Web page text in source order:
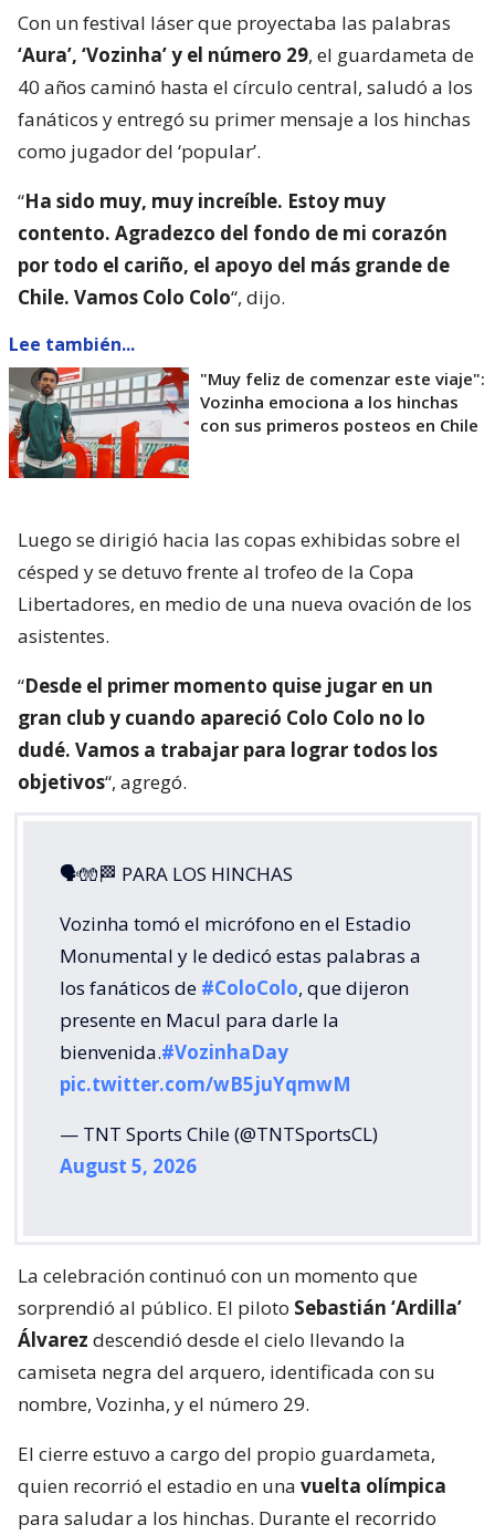
Con un festival láser que proyectaba las palabras
‘Aura’, ‘Vozinha’ y el número 29, el guardameta de
40 años caminó hasta el círculo central, saludó a los
fanáticos y entregó su primer mensaje a los hinchas
como jugador del ‘popular’.
“Ha sido muy, muy increíble. Estoy muy
contento. Agradezco del fondo de mi corazón
por todo el cariño, el apoyo del más grande de
Chile. Vamos Colo Colo“, dijo.
Lee también...
"Muy feliz de comenzar este viaje":
Vozinha emociona a los hinchas
con sus primeros posteos en Chile
Luego se dirigió hacia las copas exhibidas sobre el
césped y se detuvo frente al trofeo de la Copa
Libertadores, en medio de una nueva ovación de los
asistentes.
“Desde el primer momento quise jugar en un
gran club y cuando apareció Colo Colo no lo
dudé. Vamos a trabajar para lograr todos los
objetivos“, agregó.
🗣🧤🏁 PARA LOS HINCHAS
Vozinha tomó el micrófono en el Estadio
Monumental y le dedicó estas palabras a
los fanáticos de #ColoColo, que dijeron
presente en Macul para darle la
bienvenida.#VozinhaDay
pic.twitter.com/wB5juYqmwM
— TNT Sports Chile (@TNTSportsCL)
August 5, 2026
La celebración continuó con un momento que
sorprendió al público. El piloto Sebastián ‘Ardilla’
Álvarez descendió desde el cielo llevando la
camiseta negra del arquero, identificada con su
nombre, Vozinha, y el número 29.
El cierre estuvo a cargo del propio guardameta,
quien recorrió el estadio en una vuelta olímpica
para saludar a los hinchas. Durante el recorrido